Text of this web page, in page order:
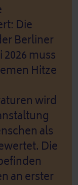
Die
Berliner
muss
Hitze
wird
als
Die
an erster